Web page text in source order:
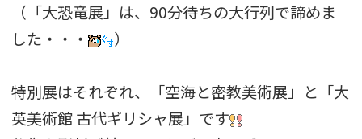
（「大恐竜展」は、90分待ちの大行列で諦めま
した・・・
）
特別展はそれぞれ、「空海と密教美術展」と「大
英美術館 古代ギリシャ展」です